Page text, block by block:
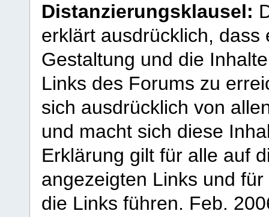
Distanzierungsklausel:
erklärt ausdrücklich,
Gestaltung und die
Links des Forums zu
sich ausdrücklich von
und macht sich diese
Erklärung gilt für alle auf
angezeigten Links und
die Links führen. Feb.